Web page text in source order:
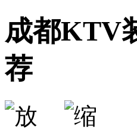
成都KTV
荐